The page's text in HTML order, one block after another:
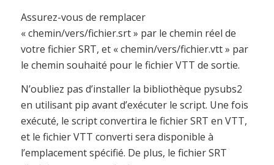
Assurez-vous de remplacer
« chemin/vers/fichier.srt » par le chemin réel de
votre fichier SRT, et « chemin/vers/fichier.vtt » par
le chemin souhaité pour le fichier VTT de sortie.
N’oubliez pas d’installer la bibliothèque pysubs2
en utilisant pip avant d’exécuter le script. Une fois
exécuté, le script convertira le fichier SRT en VTT,
et le fichier VTT converti sera disponible à
l’emplacement spécifié. De plus, le fichier SRT